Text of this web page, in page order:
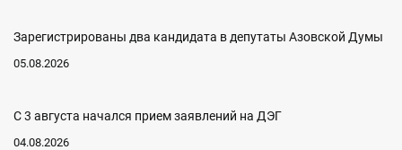
Зарегистрированы два кандидата в депутаты Азовской Думы
05.08.2026
С 3 августа начался прием заявлений на ДЭГ
04.08.2026